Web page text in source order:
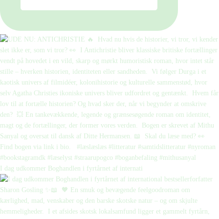
I dag udkommer Boghandlen i fyrtårnet af internati